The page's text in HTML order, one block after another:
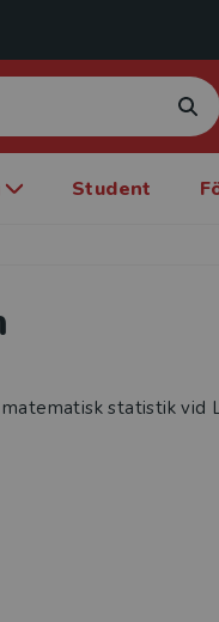
Student
statistik vid